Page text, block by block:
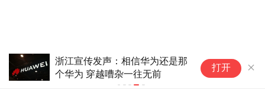
浙江宣传发声：相信华为还是那
个华为 穿越嘈杂一往无前
打开